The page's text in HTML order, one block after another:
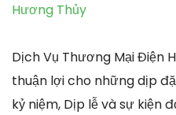
Hương Thủy
Dịch Vụ Thương Mại Điện
thuận lợi cho những dịp
kỷ niệm, Dịp lễ và sự kiện